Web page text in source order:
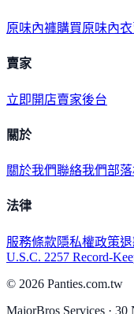
原味內褲購買原味內衣
賣家
立即開店賣家後台
關於
關於我們聯絡我們部
法律
服務條款隱私權政策
U.S.C. 2257 Record-
© 2026 Panties.com.tw
MajorBros Services ·